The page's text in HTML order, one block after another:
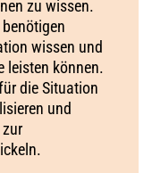
zu wissen.
wissen und
leisten können.
die Situation
und